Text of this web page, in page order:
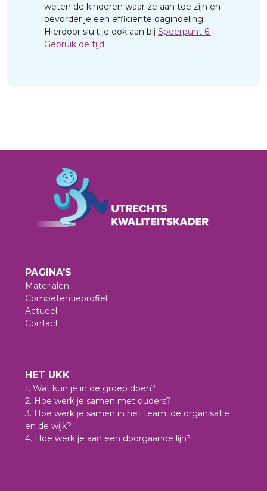
weten de kinderen waar ze aan toe zijn en
bevorder je een efficiënte dagindeling.
Hierdoor sluit je ook aan bij Speerpunt 6:
Gebruik de tijd.
PAGINA'S
Materialen
Competentieprofiel
Actueel
Contact
HET UKK
1. Wat kun je in de groep doen?
2. Hoe werk je samen met ouders?
3. Hoe werk je samen in het team, de organisatie
en de wijk?
4. Hoe werk je aan een doorgaande lijn?